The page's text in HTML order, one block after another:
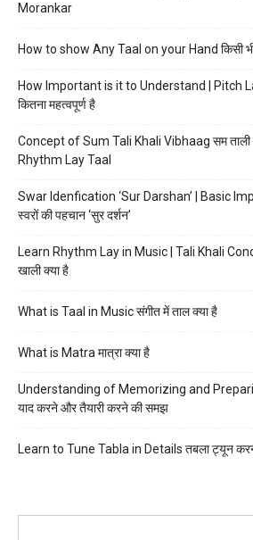
Morankar
How to show Any Taal on your Hand किसी भी
How Important is it to Understand | Pitch
कितना महत्वपूर्ण है
Concept of Sum Tali Khali Vibhaag सम ताली
Rhythm Lay Taal
Swar Idenfication ‘Sur Darshan’ | Basic
स्वरों की पहचान ‘सुर दर्शन’
Learn Rhythm Lay in Music | Tali Khali
खाली क्या है
What is Taal in Music संगीत में ताल क्या है
What is Matra मात्रा क्या है
Understanding of Memorizing and
याद करने और तैयारी करने की समझ
Learn to Tune Tabla in Details तबला ट्यून